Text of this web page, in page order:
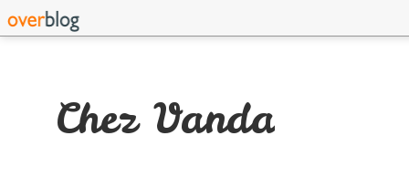
Chez Vanda